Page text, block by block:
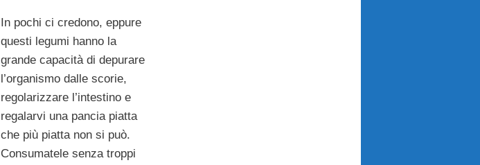
In pochi ci credono, eppure
questi legumi hanno la
grande capacità di depurare
l’organismo dalle scorie,
regolarizzare l’intestino e
regalarvi una pancia piatta
che più piatta non si può.
Consumatele senza troppi